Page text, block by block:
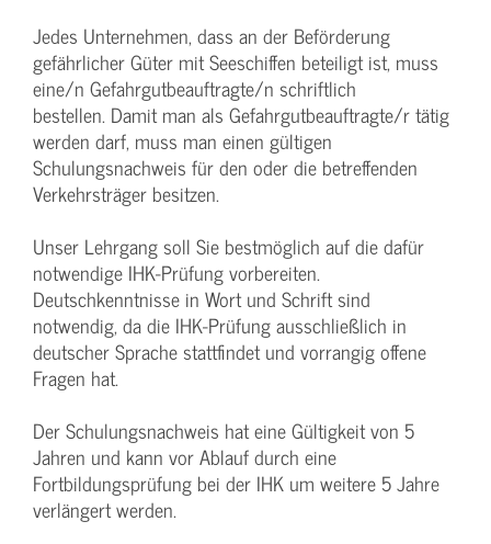
Jedes Unternehmen, dass an der Beförderung
gefährlicher Güter mit Seeschiffen beteiligt ist, muss
eine/n Gefahrgutbeauftragte/n schriftlich
bestellen. Damit man als Gefahrgutbeauftragte/r tätig
werden darf, muss man einen gültigen
Schulungsnachweis für den oder die betreffenden
Verkehrsträger besitzen.
Unser Lehrgang soll Sie bestmöglich auf die dafür
notwendige IHK-Prüfung vorbereiten.
Deutschkenntnisse in Wort und Schrift sind
notwendig, da die IHK-Prüfung ausschließlich in
deutscher Sprache stattfindet und vorrangig offene
Fragen hat.
Der Schulungsnachweis hat eine Gültigkeit von 5
Jahren und kann vor Ablauf durch eine
Fortbildungsprüfung bei der IHK um weitere 5 Jahre
verlängert werden.